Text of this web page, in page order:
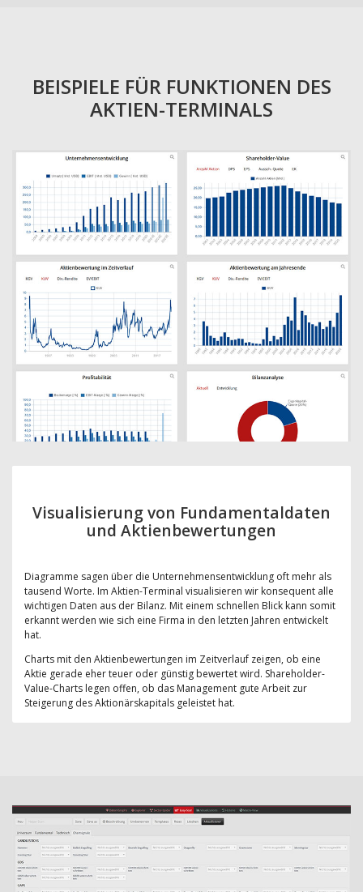
BEISPIELE FÜR FUNKTIONEN DES
AKTIEN-TERMINALS
Visualisierung von Fundamentaldaten
und Aktienbewertungen
Diagramme sagen über die Unternehmensentwicklung oft mehr als
tausend Worte. Im Aktien-Terminal visualisieren wir konsequent alle
wichtigen Daten aus der Bilanz. Mit einem schnellen Blick kann somit
erkannt werden wie sich eine Firma in den letzten Jahren entwickelt
hat.
Charts mit den Aktienbewertungen im Zeitverlauf zeigen, ob eine
Aktie gerade eher teuer oder günstig bewertet wird. Shareholder-
Value-Charts legen offen, ob das Management gute Arbeit zur
Steigerung des Aktionärskapitals geleistet hat.